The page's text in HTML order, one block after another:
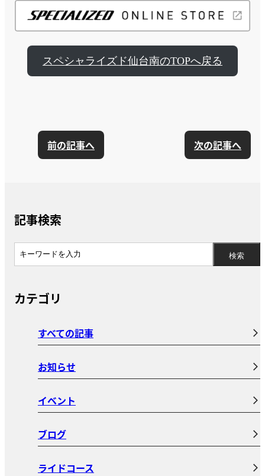
スペシャライズド仙台南のTOPへ戻る
前の記事へ 次の記事へ
記事検索
カテゴリ
すべての記事
お知らせ
イベント
ブログ
ライドコース